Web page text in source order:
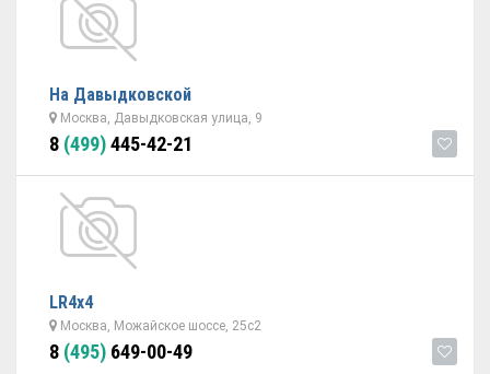
На Давыдковской
Москва, Давыдковская улица, 9
8 (499)445-42-21
LR4x4
Москва, Можайское шоссе, 25с2
8 (495) 649-00-49